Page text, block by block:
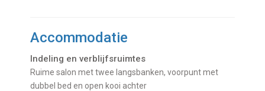
Accommodatie
Indeling en verblijfsruimtes
Ruime salon met twee langsbanken, voorpunt met
dubbel bed en open kooi achter